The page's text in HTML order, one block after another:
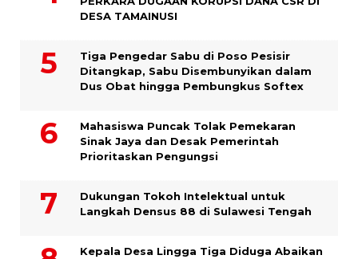
DESA TAMAINUSI
Tiga Pengedar Sabu di Poso Pesisir
Ditangkap, Sabu Disembunyikan dalam
Dus Obat hingga Pembungkus Softex
Mahasiswa Puncak Tolak Pemekaran
Sinak Jaya dan Desak Pemerintah
Prioritaskan Pengungsi
Dukungan Tokoh Intelektual untuk
Langkah Densus 88 di Sulawesi Tengah
Kepala Desa Lingga Tiga Diduga Abaikan